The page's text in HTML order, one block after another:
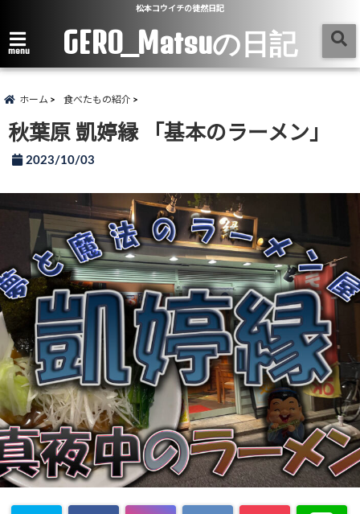
松本コウイチの徒然日記
menu GERO_Matsuの日記
ホーム 食べたもの紹介
秋葉原 凱婷縁 「基本のラーメン」
2023/10/03